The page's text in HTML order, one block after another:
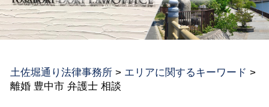
土佐堀通り法律事務所 > エリアに関するキーワード >
離婚 豊中市 弁護士 相談